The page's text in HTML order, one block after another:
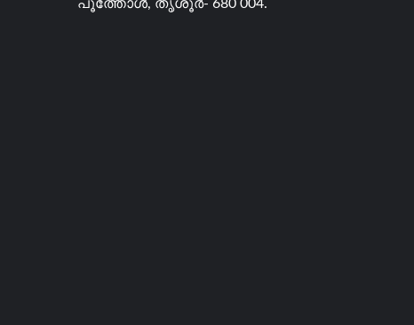
പൂത്തോൾ, തൃശൂർ- 680 004.